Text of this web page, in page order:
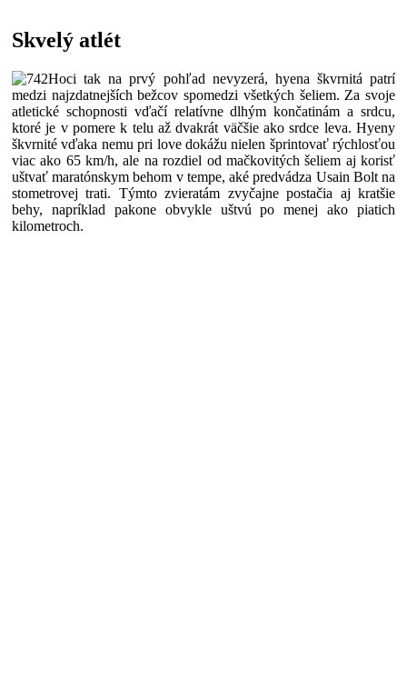
Skvelý atlét
Hoci tak na prvý pohľad nevyzerá, hyena škvrnitá patrí
medzi najzdatnejších bežcov spomedzi všetkých šeliem. Za svoje
atletické schopnosti vďačí relatívne dlhým končatinám a srdcu,
ktoré je v pomere k telu až dvakrát väčšie ako srdce leva. Hyeny
škvrnité vďaka nemu pri love dokážu nielen šprintovať rýchlosťou
viac ako 65 km/h, ale na rozdiel od mačkovitých šeliem aj korisť
uštvať maratónskym behom v tempe, aké predvádza Usain Bolt na
stometrovej trati. Týmto zvieratám zvyčajne postačia aj kratšie
behy, napríklad pakone obvykle uštvú po menej ako piatich
kilometroch.